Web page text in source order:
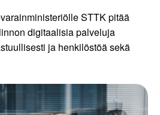
STTK pitää
digitaalisia palveluja
ja henkilöstöä sekä